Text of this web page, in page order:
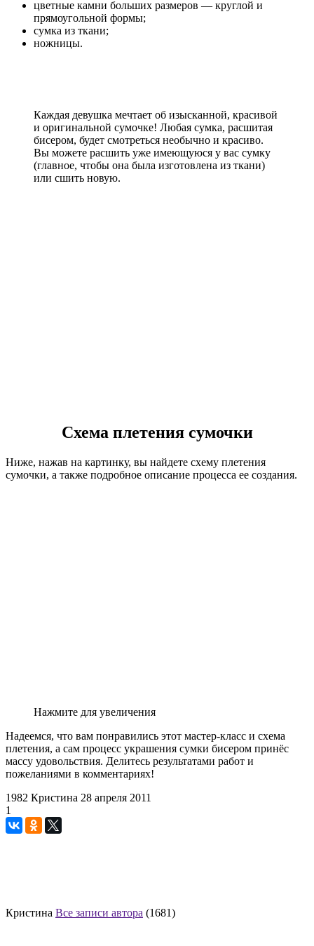
цветные камни больших размеров — круглой и
прямоугольной формы;
сумка из ткани;
ножницы.
Каждая девушка мечтает об изысканной, красивой
и оригинальной сумочке! Любая сумка, расшитая
бисером, будет смотреться необычно и красиво.
Вы можете расшить уже имеющуюся у вас сумку
(главное, чтобы она была изготовлена из ткани)
или сшить новую.
Схема плетения сумочки
Ниже, нажав на картинку, вы найдете схему плетения
сумочки, а также подробное описание процесса ее создания.
Нажмите для увеличения
Надеемся, что вам понравились этот мастер-класс и схема
плетения, а сам процесс украшения сумки бисером принёс
массу удовольствия. Делитесь результатами работ и
пожеланиями в комментариях!
1982 Кристина 28 апреля 2011
1
Кристина Все записи автора (1681)